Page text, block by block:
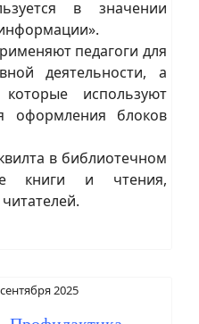
в значении
педагоги для
деятельности, а
используют
оформления блоков
в библиотечном
книги и чтения,
2025